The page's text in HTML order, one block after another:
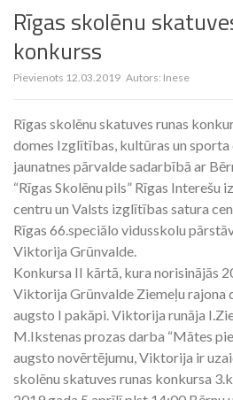
Rīgas skolēnu
konkurss
Pievienots 12.03.2019 Autors: Inese
Rīgas skolēnu skatuves runas
domes Izglītības, kultūras un sporta
jaunatnes pārvalde sadarbībā ar
“Rīgas Skolēnu pils” Rīgas
centru un Valsts izglītības satura
Rīgas 66.speciālo vidusskolu
Viktorija Grūnvalde.
Konkursa II kārtā, kura norisinājās
Viktorija Grūnvalde Ziemeļu rajona
augsto I pakāpi. Viktorija runāja
M.Ikstenas prozas darba “Mātes
augsto novērtējumu, Viktorija ir
skolēnu skatuves runas konkursa